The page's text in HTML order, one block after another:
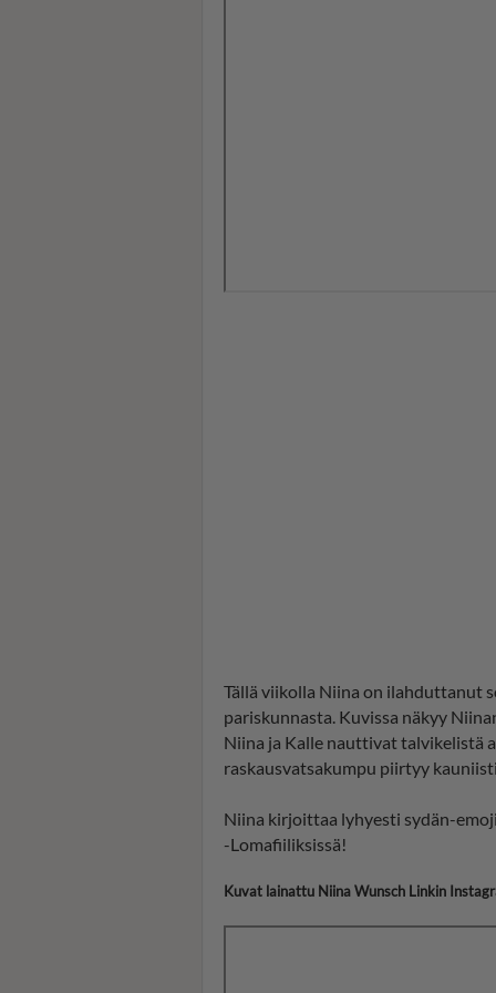
Tällä viikolla Niina on ilahduttanut
pariskunnasta. Kuvissa näkyy
Niina ja Kalle nauttivat talvikelistä
raskausvatsakumpu piirtyy
Niina kirjoittaa lyhyesti sydän-
-Lomafiiliksissä!
Kuvat lainattu Niina Wunsch Linkin